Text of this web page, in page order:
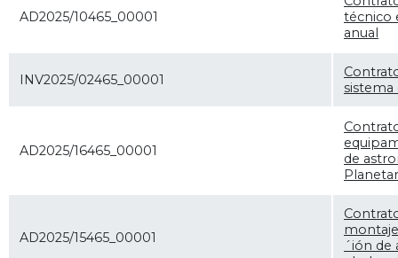
AD2025/10465_00001
técnico
anual
INV2025/02465_00001
sistema
AD2025/16465_00001
de
AD2025/15465_00001
´ión de